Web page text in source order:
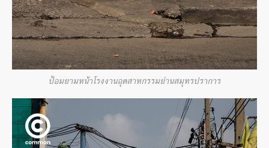
ป้อมยามหน้าโรงงานอุตสาหกรรมย่านสมุทรปราการ